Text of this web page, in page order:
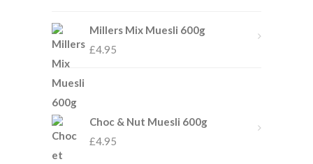
Millers Mix Muesli 600g
£4.95
Choc & Nut Muesli 600g
£4.95